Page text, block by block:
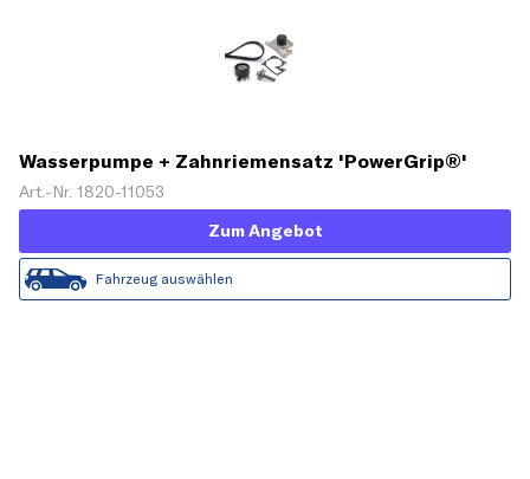
Wasserpumpe + Zahnriemensatz 'PowerGrip®'
Art.-Nr. 1820-11053
Zum Angebot
Fahrzeug auswählen